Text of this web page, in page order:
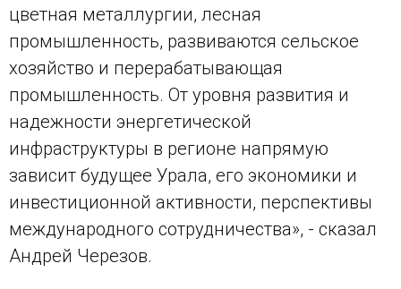
цветная металлургии, лесная
промышленность, развиваются сельское
хозяйство и перерабатывающая
промышленность. От уровня развития и
надежности энергетической
инфраструктуры в регионе напрямую
зависит будущее Урала, его экономики и
инвестиционной активности, перспективы
международного сотрудничества», - сказал
Андрей Черезов.